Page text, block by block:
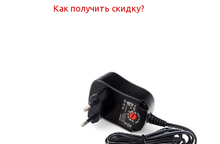
Как получить скидку?